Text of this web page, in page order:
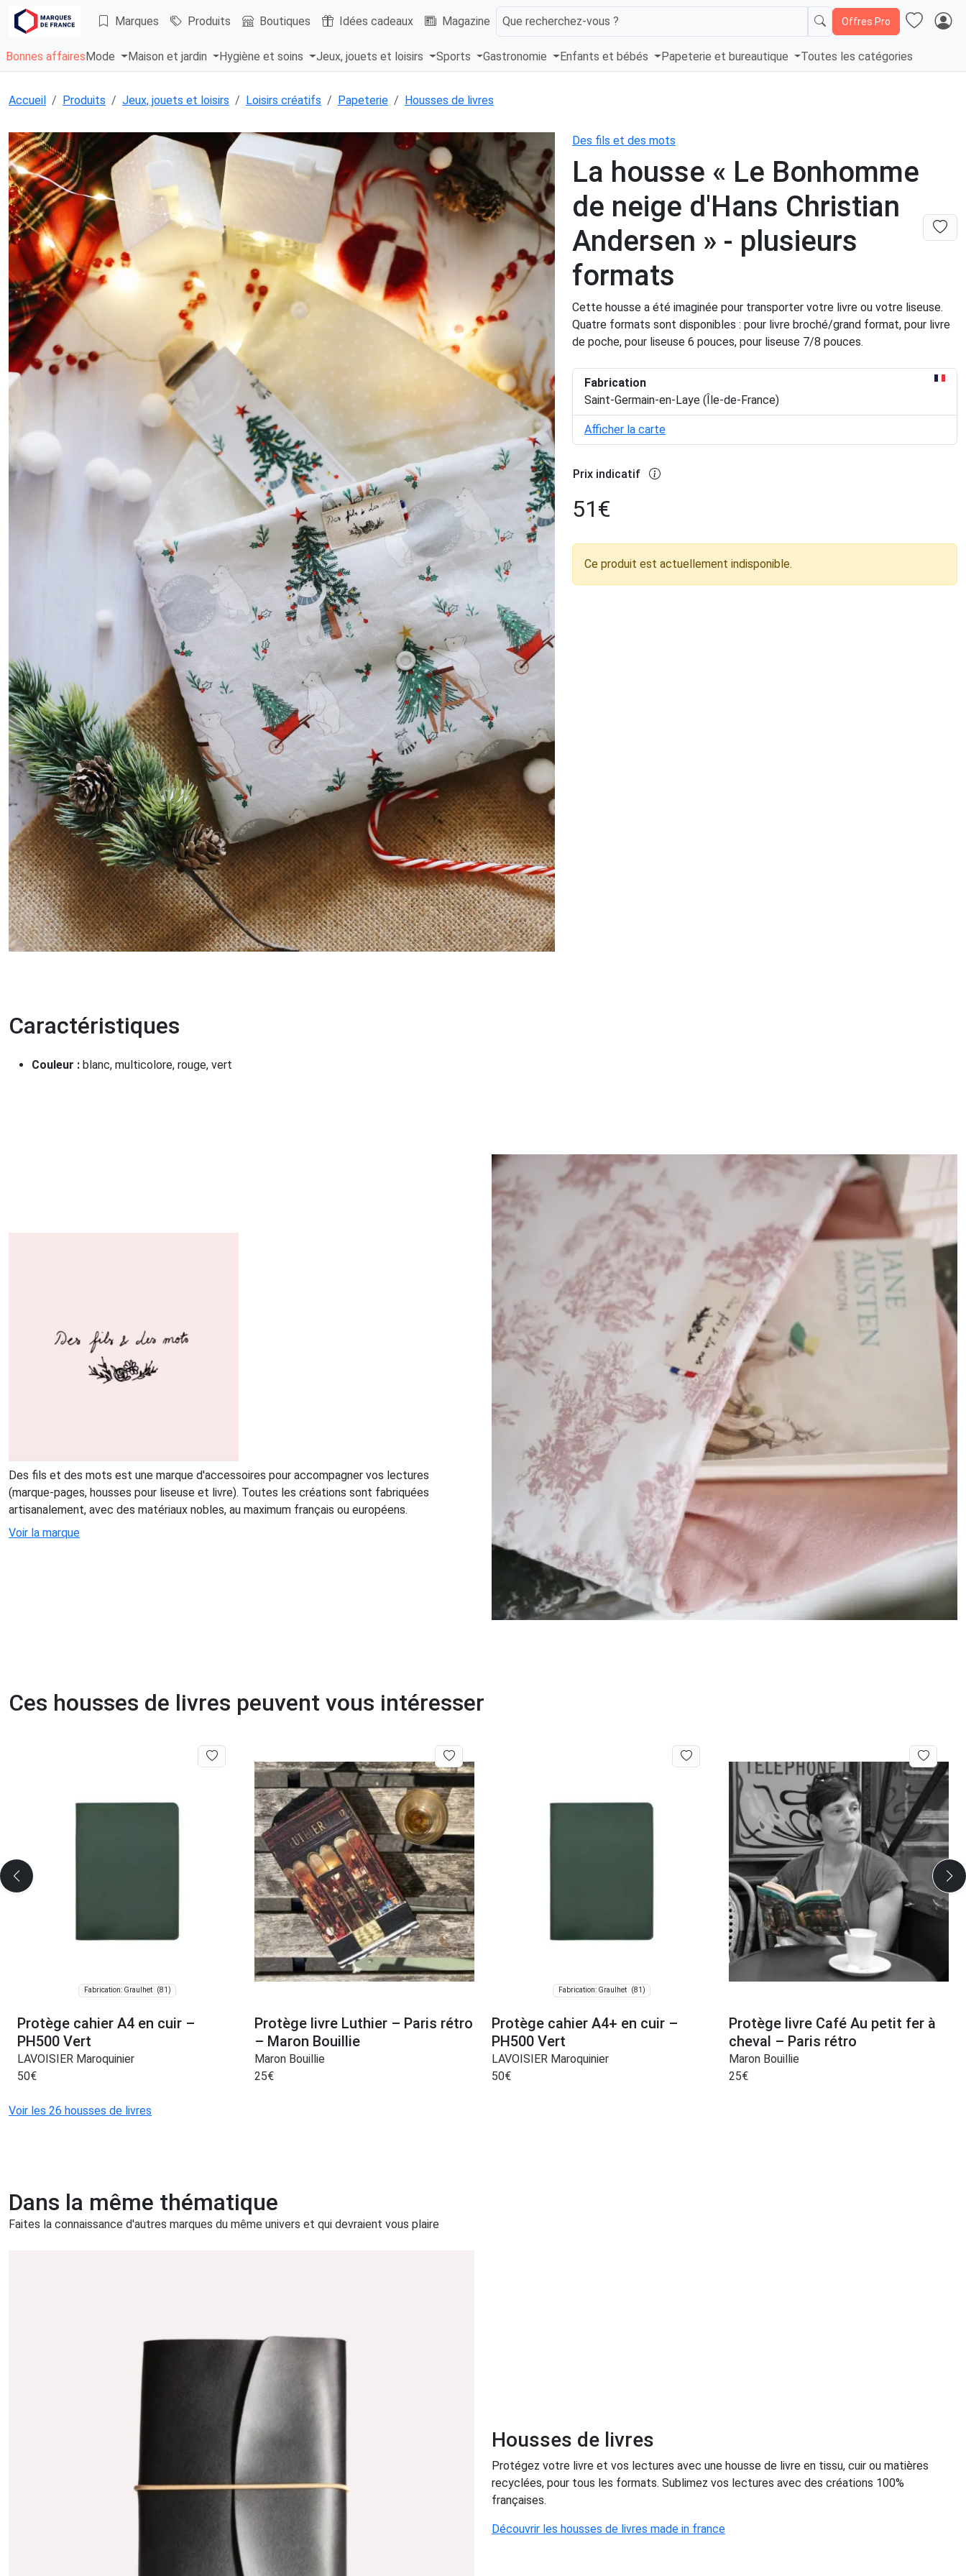
Marques Produits Boutiques Idées cadeaux Magazine Que recherchez-vous ? Offres Pro
Bonnes affaires Mode Maison et jardin Hygiène et soins Jeux, jouets et loisirs Sports Gastronomie Enfants et bébés Papeterie et bureautique Toutes les catégories
Accueil Produits Jeux, jouets et loisirs Loisirs créatifs Papeterie Housses de livres
Des fils et des mots
La housse « Le Bonhomme
de neige d'Hans Christian
Andersen » - plusieurs
formats
Cette housse a été imaginée pour transporter votre livre ou votre liseuse.
Quatre formats sont disponibles : pour livre broché/grand format, pour livre
de poche, pour liseuse 6 pouces, pour liseuse 7/8 pouces.
Fabrication
Saint-Germain-en-Laye (Île-de-France)
Afficher la carte
Prix indicatif
51€
Ce produit est actuellement indisponible.
Caractéristiques
Couleur : blanc, multicolore, rouge, vert
Des fils et des mots est une marque d'accessoires pour accompagner vos lectures
(marque-pages, housses pour liseuse et livre). Toutes les créations sont fabriquées
artisanalement, avec des matériaux nobles, au maximum français ou européens.
Voir la marque
Ces housses de livres peuvent vous intéresser
Fabrication: Graulhet (81)
Protège cahier A4 en cuir –
PH500 Vert
LAVOISIER Maroquinier
50€
Protège livre Luthier – Paris rétro
– Maron Bouillie
Maron Bouillie
25€
Fabrication: Graulhet (81)
Protège cahier A4+ en cuir –
PH500 Vert
LAVOISIER Maroquinier
50€
Protège livre Café Au petit fer à
cheval – Paris rétro
Maron Bouillie
25€
Voir les 26 housses de livres
Dans la même thématique
Faites la connaissance d'autres marques du même univers et qui devraient vous plaire
Housses de livres
Protégez votre livre et vos lectures avec une housse de livre en tissu, cuir ou matières
recyclées, pour tous les formats. Sublimez vos lectures avec des créations 100%
françaises.
Découvrir les housses de livres made in france